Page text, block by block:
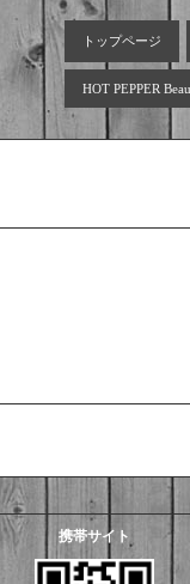
トップページ
HOT PEPPER
携帯サイト